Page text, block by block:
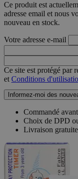
Ce produit est
adresse email et nous
nouveau en stock.
Votre adresse e-mail
Ce site est protégé par
et Conditions
Informez-moi des
Commandé
Choix de DPD
Livraison